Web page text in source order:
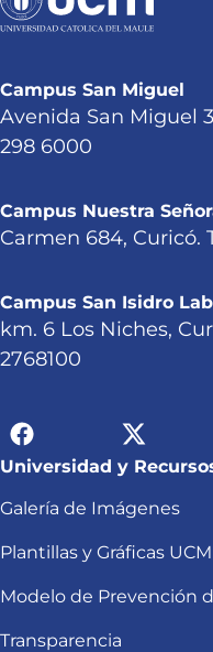
Campus San Miguel
Avenida San Miguel
298 6000
Campus Nuestra
Carmen 684, Curicó.
Campus San Isidro
km. 6 Los Niches,
2768100
Universidad y
Galería de Imágenes
Plantillas y Gráficas UCM
Modelo de Prevención
Transparencia